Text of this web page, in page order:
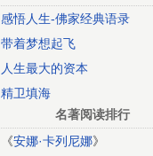
感悟人生-佛家经典语录
带着梦想起飞
人生最大的资本
精卫填海
名著阅读排行
《安娜·卡列尼娜》